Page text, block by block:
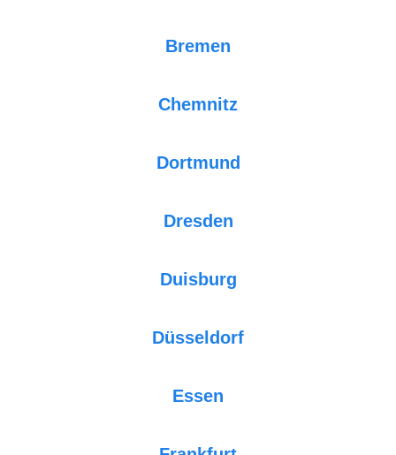
Bremen
Chemnitz
Dortmund
Dresden
Duisburg
Düsseldorf
Essen